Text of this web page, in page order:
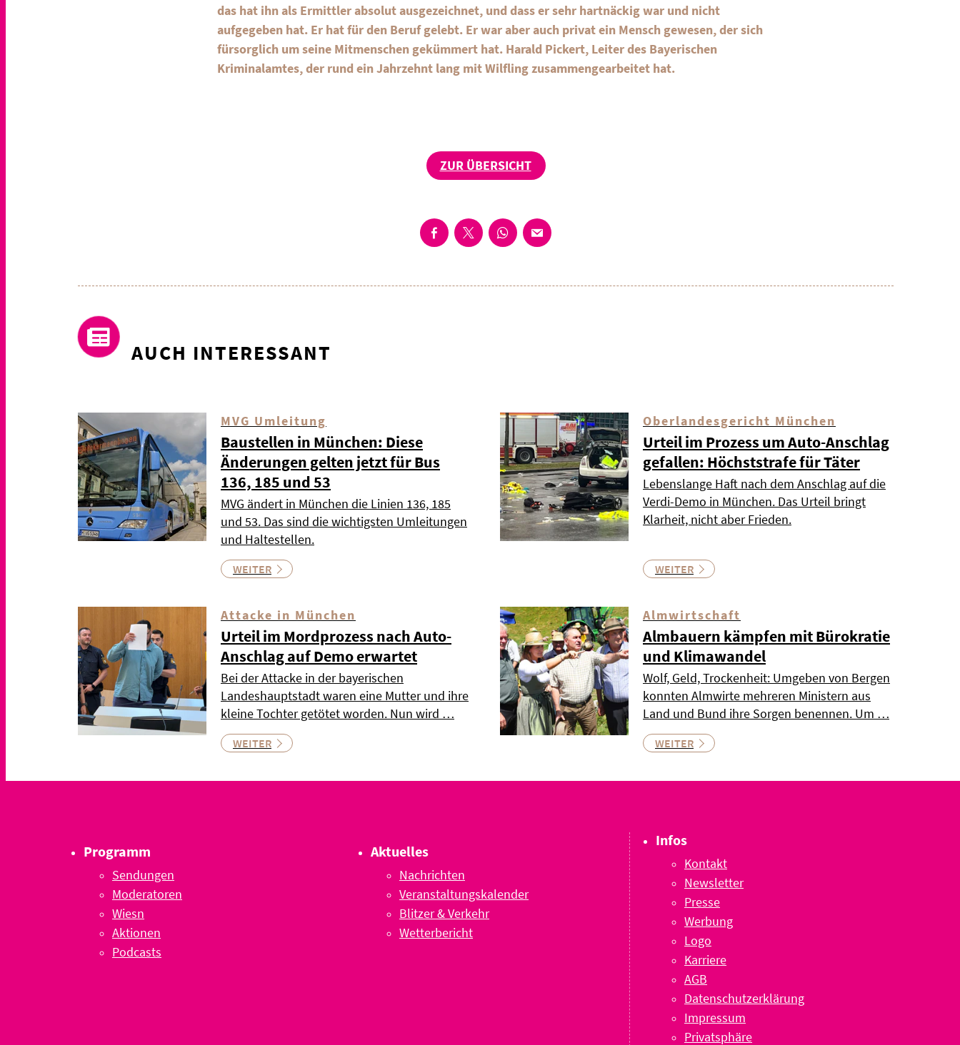
das hat ihn als Ermittler absolut ausgezeichnet, und dass er sehr hartnäckig war und nicht
aufgegeben hat. Er hat für den Beruf gelebt. Er war aber auch privat ein Mensch gewesen, der sich
fürsorglich um seine Mitmenschen gekümmert hat. Harald Pickert, Leiter des Bayerischen
Kriminalamtes, der rund ein Jahrzehnt lang mit Wilfling zusammengearbeitet hat.
ZUR ÜBERSICHT
AUCH INTERESSANT
MVG Umleitung
Baustellen in München: Diese
Änderungen gelten jetzt für Bus
136, 185 und 53
MVG ändert in München die Linien 136, 185
und 53. Das sind die wichtigsten Umleitungen
und Haltestellen.
WEITER
Oberlandesgericht München
Urteil im Prozess um Auto-Anschlag
gefallen: Höchststrafe für Täter
Lebenslange Haft nach dem Anschlag auf die
Verdi-Demo in München. Das Urteil bringt
Klarheit, nicht aber Frieden.
WEITER
Attacke in München
Urteil im Mordprozess nach Auto-
Anschlag auf Demo erwartet
Bei der Attacke in der bayerischen
Landeshauptstadt waren eine Mutter und ihre
kleine Tochter getötet worden. Nun wird …
WEITER
Almwirtschaft
Almbauern kämpfen mit Bürokratie
und Klimawandel
Wolf, Geld, Trockenheit: Umgeben von Bergen
konnten Almwirte mehreren Ministern aus
Land und Bund ihre Sorgen benennen. Um …
WEITER
Programm
Sendungen
Moderatoren
Wiesn
Aktionen
Podcasts
Aktuelles
Nachrichten
Veranstaltungskalender
Blitzer & Verkehr
Wetterbericht
Infos
Kontakt
Newsletter
Presse
Werbung
Logo
Karriere
AGB
Datenschutzerklärung
Impressum
Privatsphäre